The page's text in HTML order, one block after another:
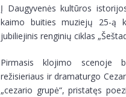
Į Daugyvenės kultūros
kaimo buities muziejų 25-ą
jubiliejinis renginių ciklas
Pirmasis klojimo scenoje
režisieriaus ir dramaturgo
„cezario grupė“, pristatęs